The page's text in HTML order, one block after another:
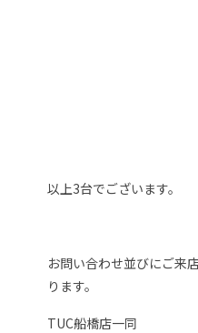
以上3台でございます。
お問い合わせ並びにご来
ります。
TUC船橋店一同